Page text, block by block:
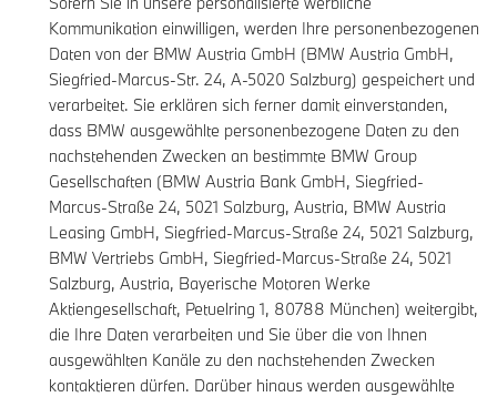
Kommunikation einwilligen, werden Ihre personenbezogenen
Daten von der BMW Austria GmbH (BMW Austria GmbH,
Siegfried-Marcus-Str. 24, A-5020 Salzburg) gespeichert und
verarbeitet. Sie erklären sich ferner damit einverstanden,
dass BMW ausgewählte personenbezogene Daten zu den
nachstehenden Zwecken an bestimmte BMW Group
Gesellschaften (BMW Austria Bank GmbH, Siegfried-
Marcus-Straße 24, 5021 Salzburg, Austria, BMW Austria
Leasing GmbH, Siegfried-Marcus-Straße 24, 5021 Salzburg,
BMW Vertriebs GmbH, Siegfried-Marcus-Straße 24, 5021
Salzburg, Austria, Bayerische Motoren Werke
Aktiengesellschaft, Petuelring 1, 80788 München) weitergibt,
die Ihre Daten verarbeiten und Sie über die von Ihnen
ausgewählten Kanäle zu den nachstehenden Zwecken
kontaktieren dürfen. Darüber hinaus werden ausgewählte